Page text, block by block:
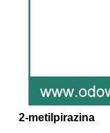
2-metilpirazina